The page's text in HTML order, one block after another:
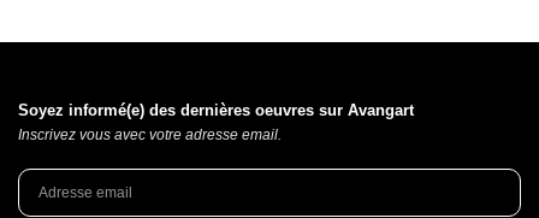
Soyez informé(e) des dernières oeuvres sur Avangart
Inscrivez vous avec votre adresse email.